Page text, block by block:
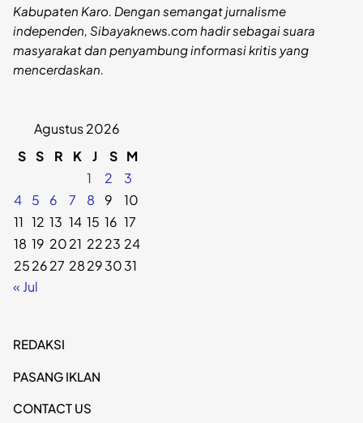
Kabupaten Karo. Dengan semangat jurnalisme
independen, Sibayaknews.com hadir sebagai suara
masyarakat dan penyambung informasi kritis yang
mencerdaskan.
Agustus 2026
S S R K J S M
1
2
3
4
5 6 7 8 9
10
11 12 13 14 15 16 17
18 19 2021 2223 24
252627 28293031
« Jul
REDAKSI
PASANG IKLAN
CONTACT US